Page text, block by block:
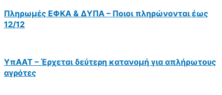
Πληρωμές ΕΦΚΑ & ΔΥΠΑ – Ποιοι πληρώνονται έως
12/12
ΥπΑΑΤ – Έρχεται δεύτερη κατανομή για απλήρωτους
αγρότες